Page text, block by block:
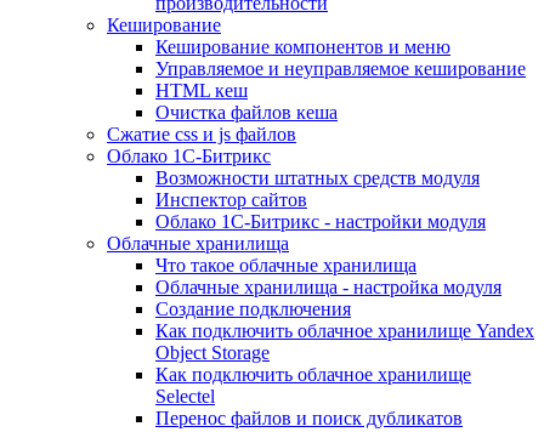
Кеширование
Кеширование компонентов и меню
Управляемое и неуправляемое кеширование
HTML кеш
Очистка файлов кеша
Сжатие css и js файлов
Облако 1С-Битрикс
Возможности штатных средств модуля
Инспектор сайтов
Облако 1С-Битрикс - настройки модуля
Облачные хранилища
Что такое облачные хранилища
Облачные хранилища - настройка модуля
Создание подключения
Как подключить облачное хранилище Yandex
Object Storage
Как подключить облачное хранилище
Selectel
Перенос файлов и поиск дубликатов